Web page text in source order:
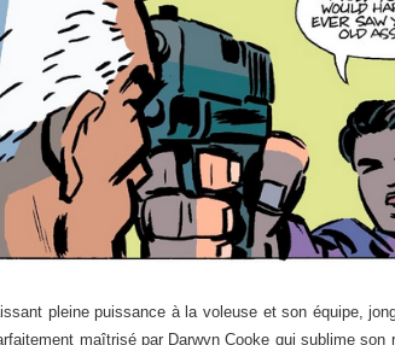
pleine puissance à la voleuse et son équipe,
maîtrisé par Darwyn Cooke qui sublime son